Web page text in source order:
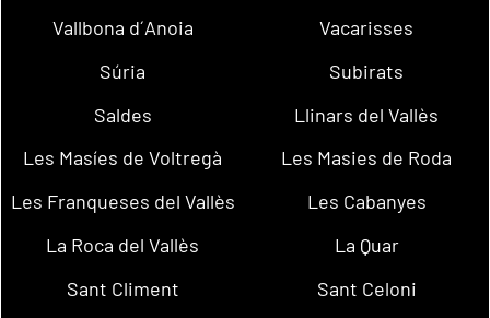
Vallbona d´Anoia
Vacarisses
Súria
Subirats
Saldes
Llinars del Vallès
Les Masíes de Voltregà
Les Masies de Roda
Les Franqueses del Vallès
Les Cabanyes
La Roca del Vallès
La Quar
Sant Climent
Sant Celoni